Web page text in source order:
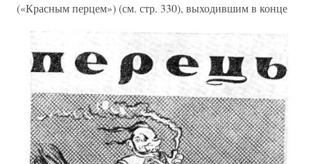
(«Красным перцем») (см. стр. 330), выходившим в конце